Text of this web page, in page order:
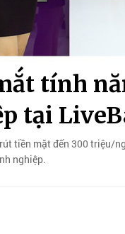
tính
tại
tiền mặt đến 300 triệu/
nghiệp.